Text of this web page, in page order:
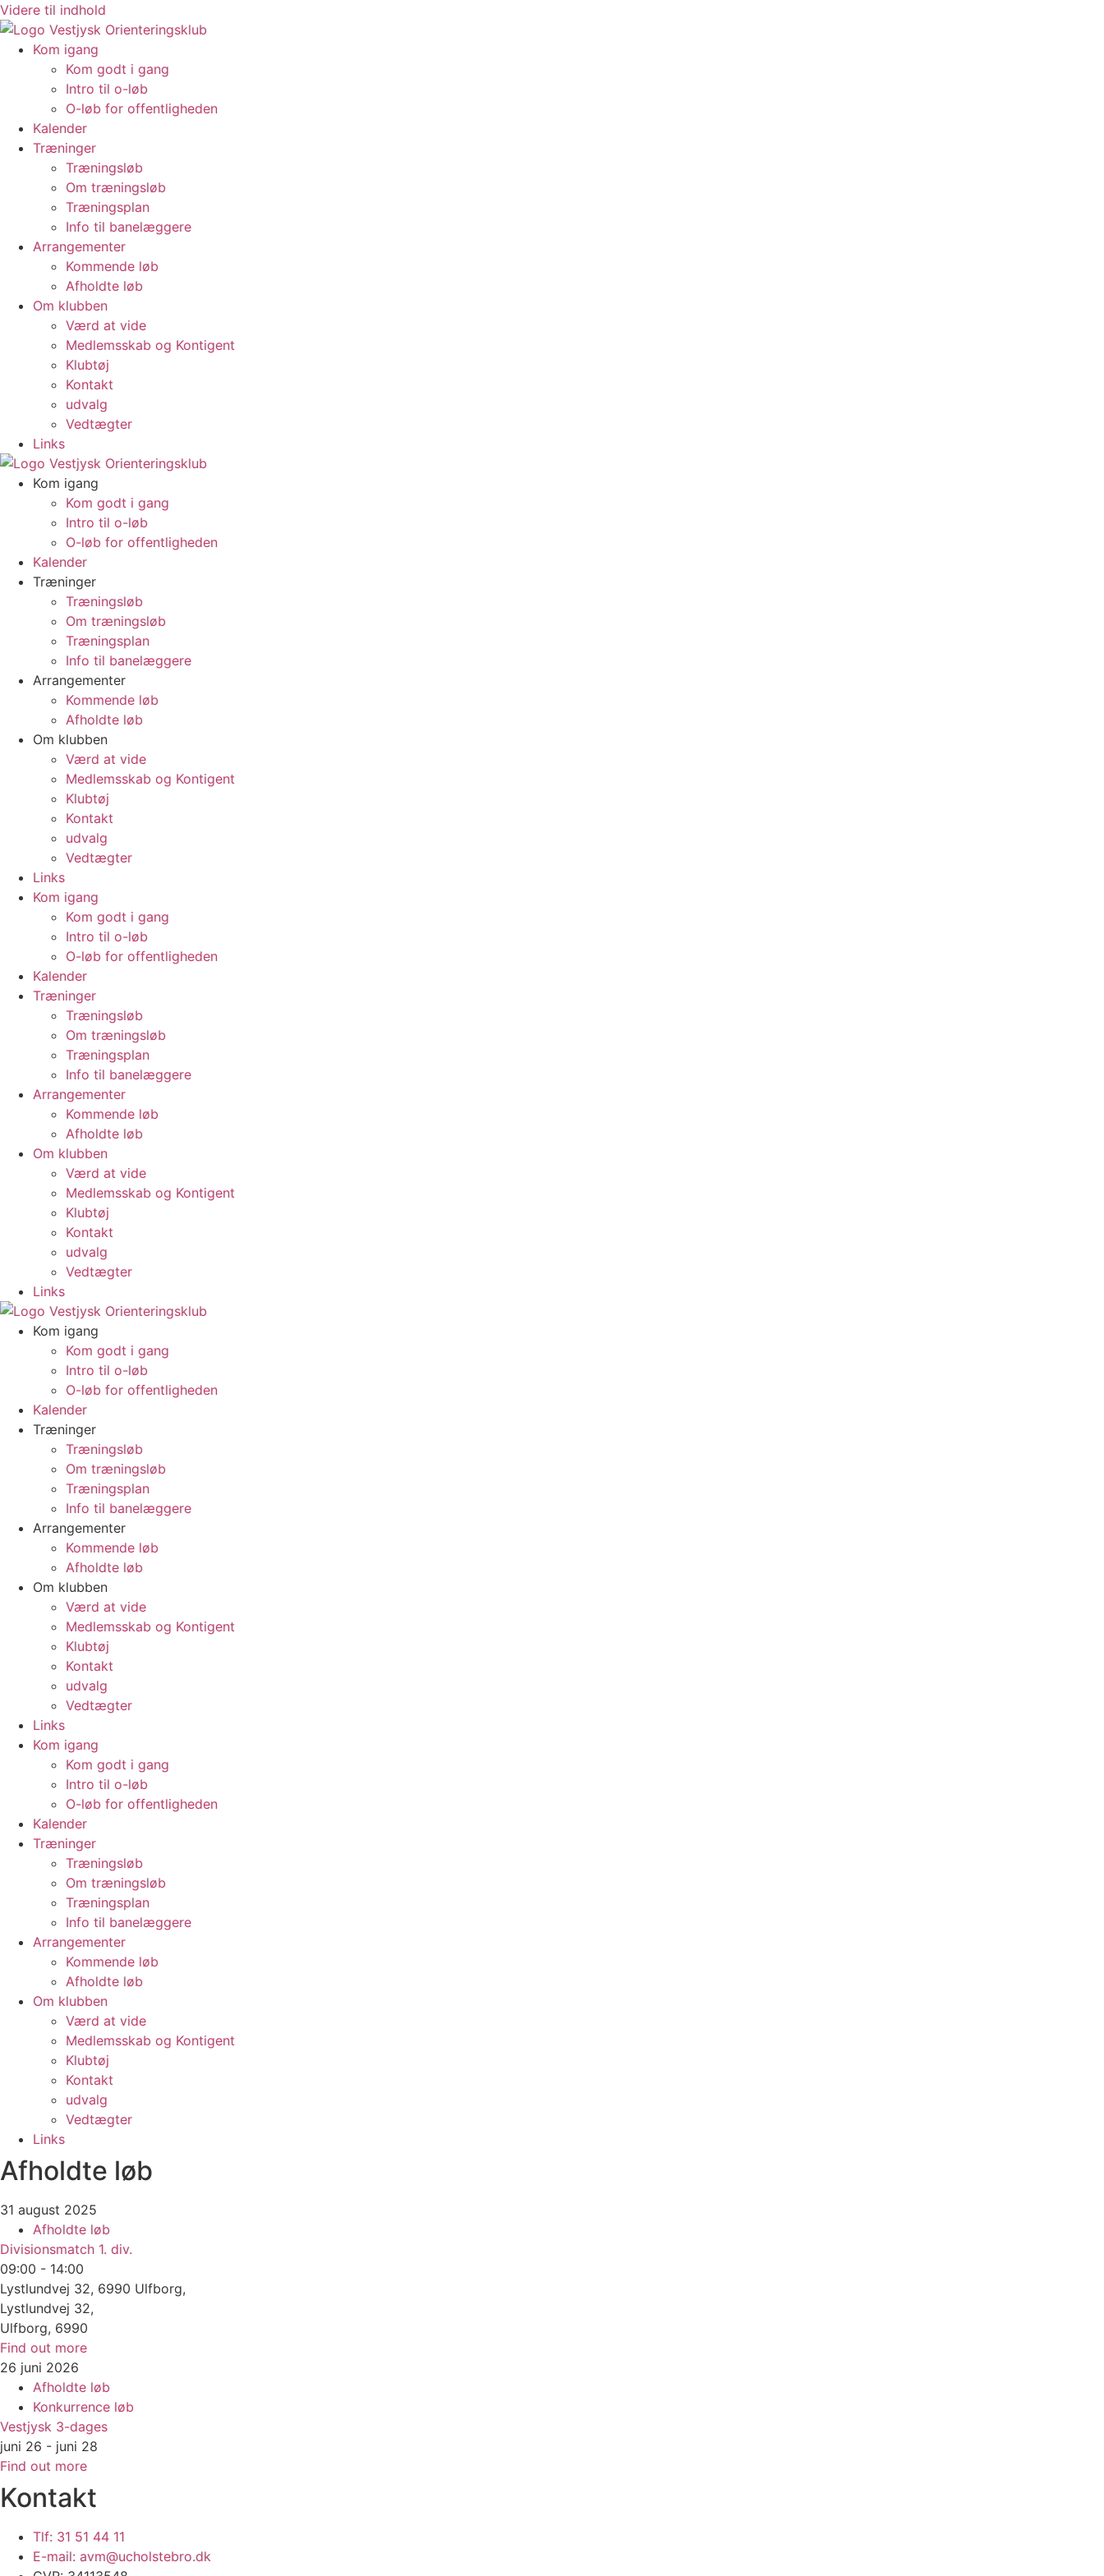
Videre til indhold
Kom igang
Kom godt i gang
Intro til o-løb
O-løb for offentligheden
Kalender
Træninger
Træningsløb
Om træningsløb
Træningsplan
Info til banelæggere
Arrangementer
Kommende løb
Afholdte løb
Om klubben
Værd at vide
Medlemsskab og Kontigent
Klubtøj
Kontakt
udvalg
Vedtægter
Links
Kom igang
Kom godt i gang
Intro til o-løb
O-løb for offentligheden
Kalender
Træninger
Træningsløb
Om træningsløb
Træningsplan
Info til banelæggere
Arrangementer
Kommende løb
Afholdte løb
Om klubben
Værd at vide
Medlemsskab og Kontigent
Klubtøj
Kontakt
udvalg
Vedtægter
Links
Kom igang
Kom godt i gang
Intro til o-løb
O-løb for offentligheden
Kalender
Træninger
Træningsløb
Om træningsløb
Træningsplan
Info til banelæggere
Arrangementer
Kommende løb
Afholdte løb
Om klubben
Værd at vide
Medlemsskab og Kontigent
Klubtøj
Kontakt
udvalg
Vedtægter
Links
Kom igang
Kom godt i gang
Intro til o-løb
O-løb for offentligheden
Kalender
Træninger
Træningsløb
Om træningsløb
Træningsplan
Info til banelæggere
Arrangementer
Kommende løb
Afholdte løb
Om klubben
Værd at vide
Medlemsskab og Kontigent
Klubtøj
Kontakt
udvalg
Vedtægter
Links
Kom igang
Kom godt i gang
Intro til o-løb
O-løb for offentligheden
Kalender
Træninger
Træningsløb
Om træningsløb
Træningsplan
Info til banelæggere
Arrangementer
Kommende løb
Afholdte løb
Om klubben
Værd at vide
Medlemsskab og Kontigent
Klubtøj
Kontakt
udvalg
Vedtægter
Links
Afholdte løb
31 august 2025
Afholdte løb
Divisionsmatch 1. div.
09:00 - 14:00
Lystlundvej 32, 6990 Ulfborg,
Lystlundvej 32,
Ulfborg, 6990
Find out more
26 juni 2026
Afholdte løb
Konkurrence løb
Vestjysk 3-dages
juni 26 - juni 28
Find out more
Kontakt
Tlf: 31 51 44 11
E-mail: avm@ucholstebro.dk